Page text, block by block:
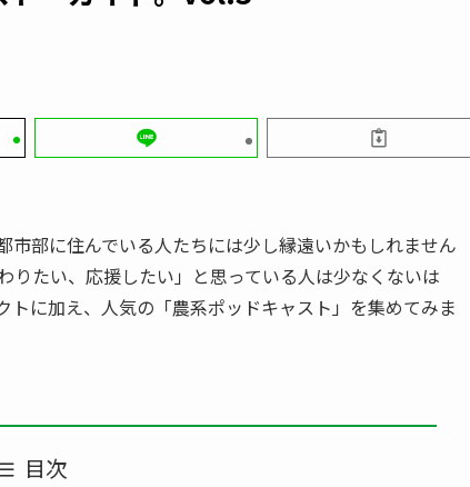
部に住んでいる人たちには少し縁遠いかもしれません
たい、応援したい」と思っている人は少なくないは
に加え、人気の「農系ポッドキャスト」を集めてみま
目次